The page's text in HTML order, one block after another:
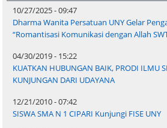
10/27/2025 - 09:47
Dharma Wanita Persatuan UNY Gelar
“Romantisasi Komunikasi dengan Allah
04/30/2019 - 15:22
KUATKAN HUBUNGAN BAIK, PRODI ILMU
KUNJUNGAN DARI UDAYANA
12/21/2010 - 07:42
SISWA SMA N 1 CIPARI Kunjungi FISE UNY